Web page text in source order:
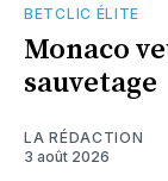
BETCLIC ÉLITE
Monaco
sauvetage
LA RÉDACTION
3 août 2026